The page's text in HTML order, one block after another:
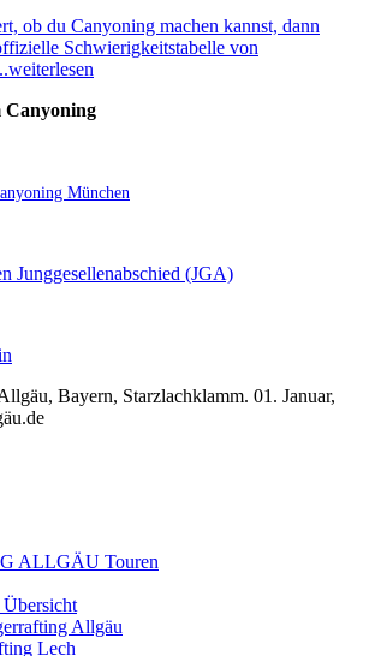
ob du Canyoning machen kannst, dann
Schwierigkeitstabelle von
Canyoning
München
Junggesellenabschied (JGA)
Bayern, Starzlachklamm. 01. Januar,
ALLGÄU Touren
Allgäu
Lech